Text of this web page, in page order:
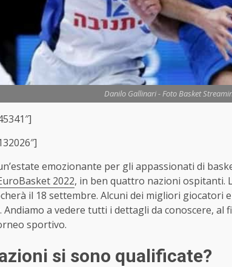
Danilo Gallinari - Foto Basket
emozionante per gli appassionati di
2022, in ben quattro nazioni ospitanti.
il 18 settembre. Alcuni dei migliori
Andiamo a vedere tutti i dettagli da conoscere,
sportivo.
si sono qualificate?